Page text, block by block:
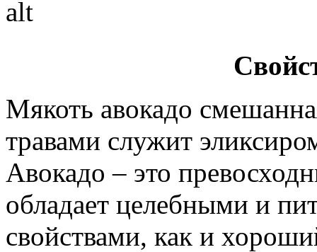
Мякоть авокадо
травами служит
Авокадо – это
обладает целебными и
свойствами, как и